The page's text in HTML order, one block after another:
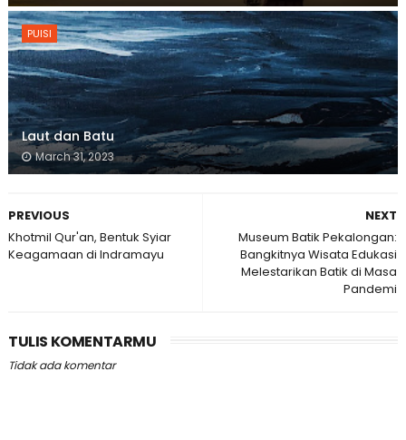
PUISI
Laut dan Batu
March 31, 2023
NEXT
Museum Batik Pekalongan:
Bangkitnya Wisata Edukasi
Melestarikan Batik di Masa
Pandemi
PREVIOUS
Khotmil Qur'an, Bentuk Syiar
Keagamaan di Indramayu
TULIS KOMENTARMU
Tidak ada komentar